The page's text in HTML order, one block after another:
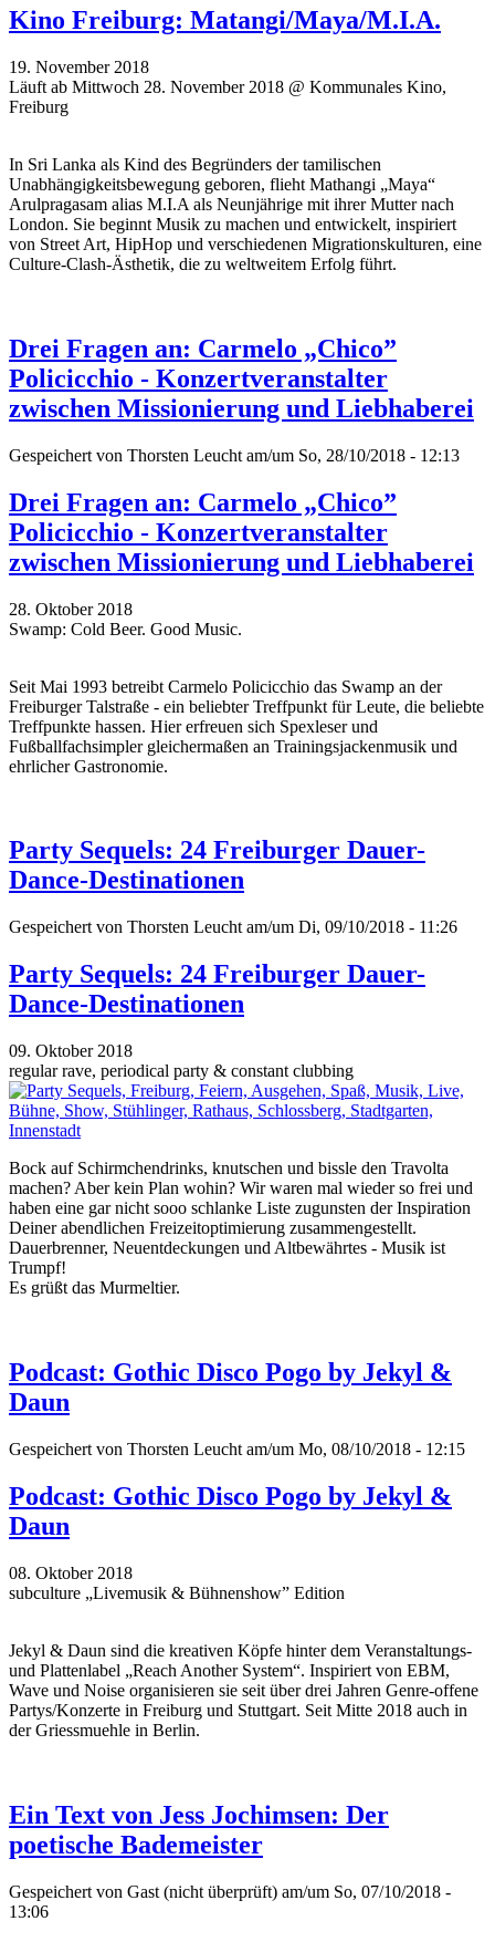
Kino Freiburg: Matangi/Maya/M.I.A.
19. November 2018
Läuft ab Mittwoch 28. November 2018 @ Kommunales Kino,
Freiburg
In Sri Lanka als Kind des Begründers der tamilischen
Unabhängigkeitsbewegung geboren, flieht Mathangi „Maya“
Arulpragasam alias M.I.A als Neunjährige mit ihrer Mutter nach
London. Sie beginnt Musik zu machen und entwickelt, inspiriert
von Street Art, HipHop und verschiedenen Migrationskulturen, eine
Culture-Clash-Ästhetik, die zu weltweitem Erfolg führt.
Drei Fragen an: Carmelo „Chico”
Policicchio - Konzertveranstalter
zwischen Missionierung und Liebhaberei
Gespeichert von Thorsten Leucht am/um So, 28/10/2018 - 12:13
Drei Fragen an: Carmelo „Chico”
Policicchio - Konzertveranstalter
zwischen Missionierung und Liebhaberei
28. Oktober 2018
Swamp: Cold Beer. Good Music.
Seit Mai 1993 betreibt Carmelo Policicchio das Swamp an der
Freiburger Talstraße - ein beliebter Treffpunkt für Leute, die beliebte
Treffpunkte hassen. Hier erfreuen sich Spexleser und
Fußballfachsimpler gleichermaßen an Trainingsjackenmusik und
ehrlicher Gastronomie.
Party Sequels: 24 Freiburger Dauer-
Dance-Destinationen
Gespeichert von Thorsten Leucht am/um Di, 09/10/2018 - 11:26
Party Sequels: 24 Freiburger Dauer-
Dance-Destinationen
09. Oktober 2018
regular rave, periodical party & constant clubbing
Bock auf Schirmchendrinks, knutschen und bissle den Travolta
machen? Aber kein Plan wohin? Wir waren mal wieder so frei und
haben eine gar nicht sooo schlanke Liste zugunsten der Inspiration
Deiner abendlichen Freizeitoptimierung zusammengestellt.
Dauerbrenner, Neuentdeckungen und Altbewährtes - Musik ist
Trumpf!
Es grüßt das Murmeltier.
Podcast: Gothic Disco Pogo by Jekyl &
Daun
Gespeichert von Thorsten Leucht am/um Mo, 08/10/2018 - 12:15
Podcast: Gothic Disco Pogo by Jekyl &
Daun
08. Oktober 2018
subculture „Livemusik & Bühnenshow” Edition
Jekyl & Daun sind die kreativen Köpfe hinter dem Veranstaltungs-
und Plattenlabel „Reach Another System“. Inspiriert von EBM,
Wave und Noise organisieren sie seit über drei Jahren Genre-offene
Partys/Konzerte in Freiburg und Stuttgart. Seit Mitte 2018 auch in
der Griessmuehle in Berlin.
Ein Text von Jess Jochimsen: Der
poetische Bademeister
Gespeichert von Gast (nicht überprüft) am/um So, 07/10/2018 -
13:06